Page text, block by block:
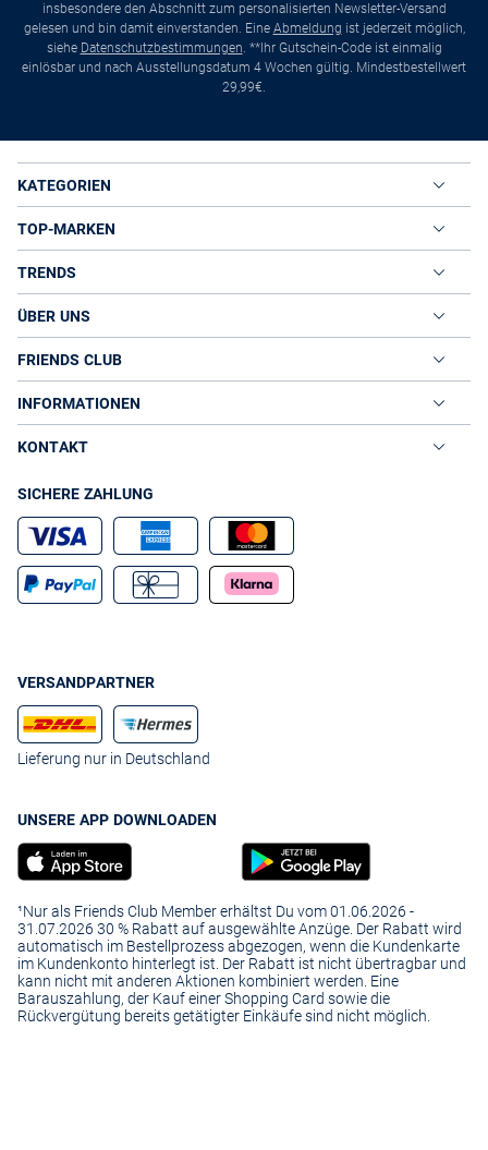
insbesondere den Abschnitt zum personalisierten Newsletter-Versand
gelesen und bin damit einverstanden. Eine Abmeldung ist jederzeit möglich,
siehe Datenschutzbestimmungen. **Ihr Gutschein-Code ist einmalig
einlösbar und nach Ausstellungsdatum 4 Wochen gültig. Mindestbestellwert
29,99€.
KATEGORIEN
TOP-MARKEN
TRENDS
ÜBER UNS
FRIENDS CLUB
INFORMATIONEN
KONTAKT
SICHERE ZAHLUNG
VERSANDPARTNER
Lieferung nur in Deutschland
UNSERE APP DOWNLOADEN
¹Nur als Friends Club Member erhältst Du vom 01.06.2026 -
31.07.2026 30 % Rabatt auf ausgewählte Anzüge. Der Rabatt wird
automatisch im Bestellprozess abgezogen, wenn die Kundenkarte
im Kundenkonto hinterlegt ist. Der Rabatt ist nicht übertragbar und
kann nicht mit anderen Aktionen kombiniert werden. Eine
Barauszahlung, der Kauf einer Shopping Card sowie die
Rückvergütung bereits getätigter Einkäufe sind nicht möglich.